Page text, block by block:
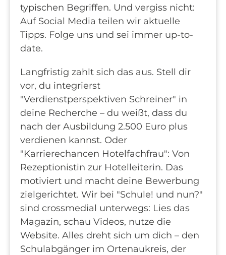
typischen Begriffen. Und vergiss nicht:
Auf Social Media teilen wir aktuelle
Tipps. Folge uns und sei immer up-to-
date.
Langfristig zahlt sich das aus. Stell dir
vor, du integrierst
"Verdienstperspektiven Schreiner" in
deine Recherche – du weißt, dass du
nach der Ausbildung 2.500 Euro plus
verdienen kannst. Oder
"Karrierechancen Hotelfachfrau": Von
Rezeptionistin zur Hotelleiterin. Das
motiviert und macht deine Bewerbung
zielgerichtet. Wir bei "Schule! und nun?"
sind crossmedial unterwegs: Lies das
Magazin, schau Videos, nutze die
Website. Alles dreht sich um dich – den
Schulabgänger im Ortenaukreis, der